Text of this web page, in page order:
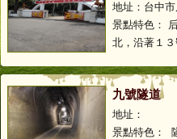
地址：台中
景點特色：
北，沿著１
九號隧道
地址：
景點特色：